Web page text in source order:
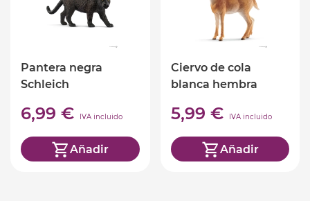
Pantera negra
Schleich
6,99 € IVA incluido
Añadir
Ciervo de cola
blanca hembra
5,99 € IVA incluido
Añadir